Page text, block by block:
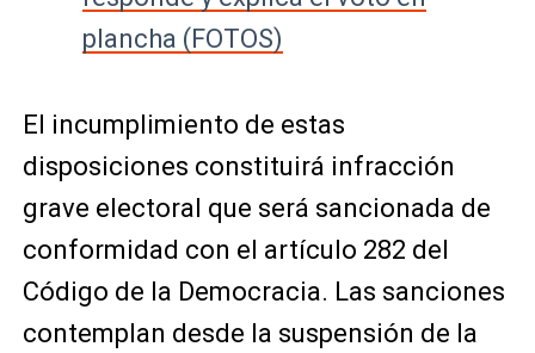
plancha (FOTOS)
El incumplimiento de estas
disposiciones constituirá infracción
grave electoral que será sancionada de
conformidad con el artículo 282 del
Código de la Democracia. Las sanciones
contemplan desde la suspensión de la